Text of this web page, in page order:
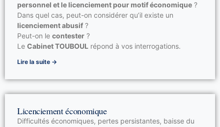
personnel et le licenciement pour motif économique ?
Dans quel cas, peut-on considérer qu’il existe un
licenciement abusif ?
Peut-on le contester ?
Le Cabinet TOUBOUL répond à vos interrogations.
Lire la suite →
Licenciement économique
Difficultés économiques, pertes persistantes, baisse du